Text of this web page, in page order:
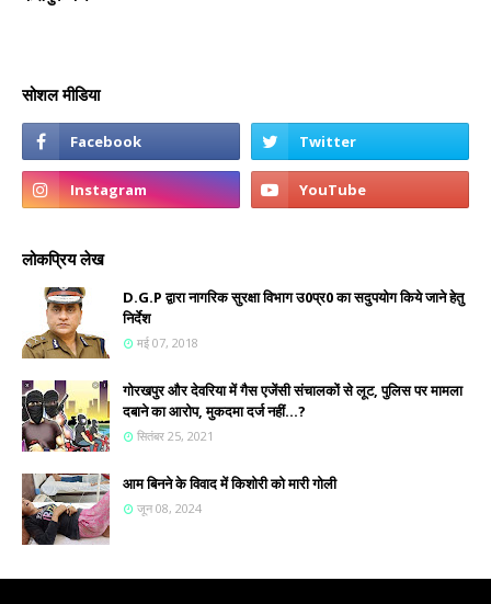
सोशल मीडिया
लोकप्रिय लेख
D.G.P द्वारा नागरिक सुरक्षा विभाग उ0प्र0 का सदुपयोग किये जाने हेतु
निर्देश
मई 07, 2018
गोरखपुर और देवरिया में गैस एजेंसी संचालकों से लूट, पुलिस पर मामला
दबाने का आरोप, मुकदमा दर्ज नहीं...?
सितंबर 25, 2021
आम बिनने के विवाद में किशोरी को मारी गोली
जून 08, 2024